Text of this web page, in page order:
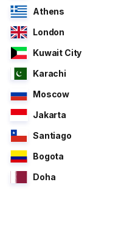
Athens
London
Kuwait City
Karachi
Moscow
Jakarta
Santiago
Bogota
Doha